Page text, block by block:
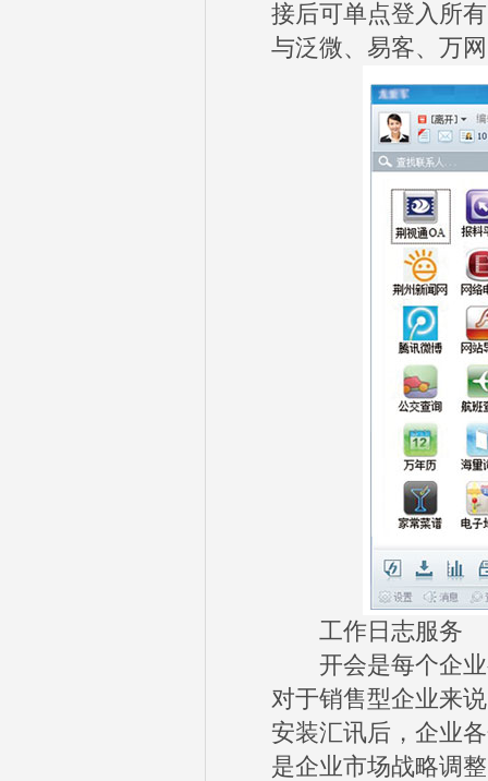
接后可单点登入所
与泛微、易客、万
工作日志服务
开会是每个企业
对于销售型企业来
安装汇讯后，企业
是企业市场战略调